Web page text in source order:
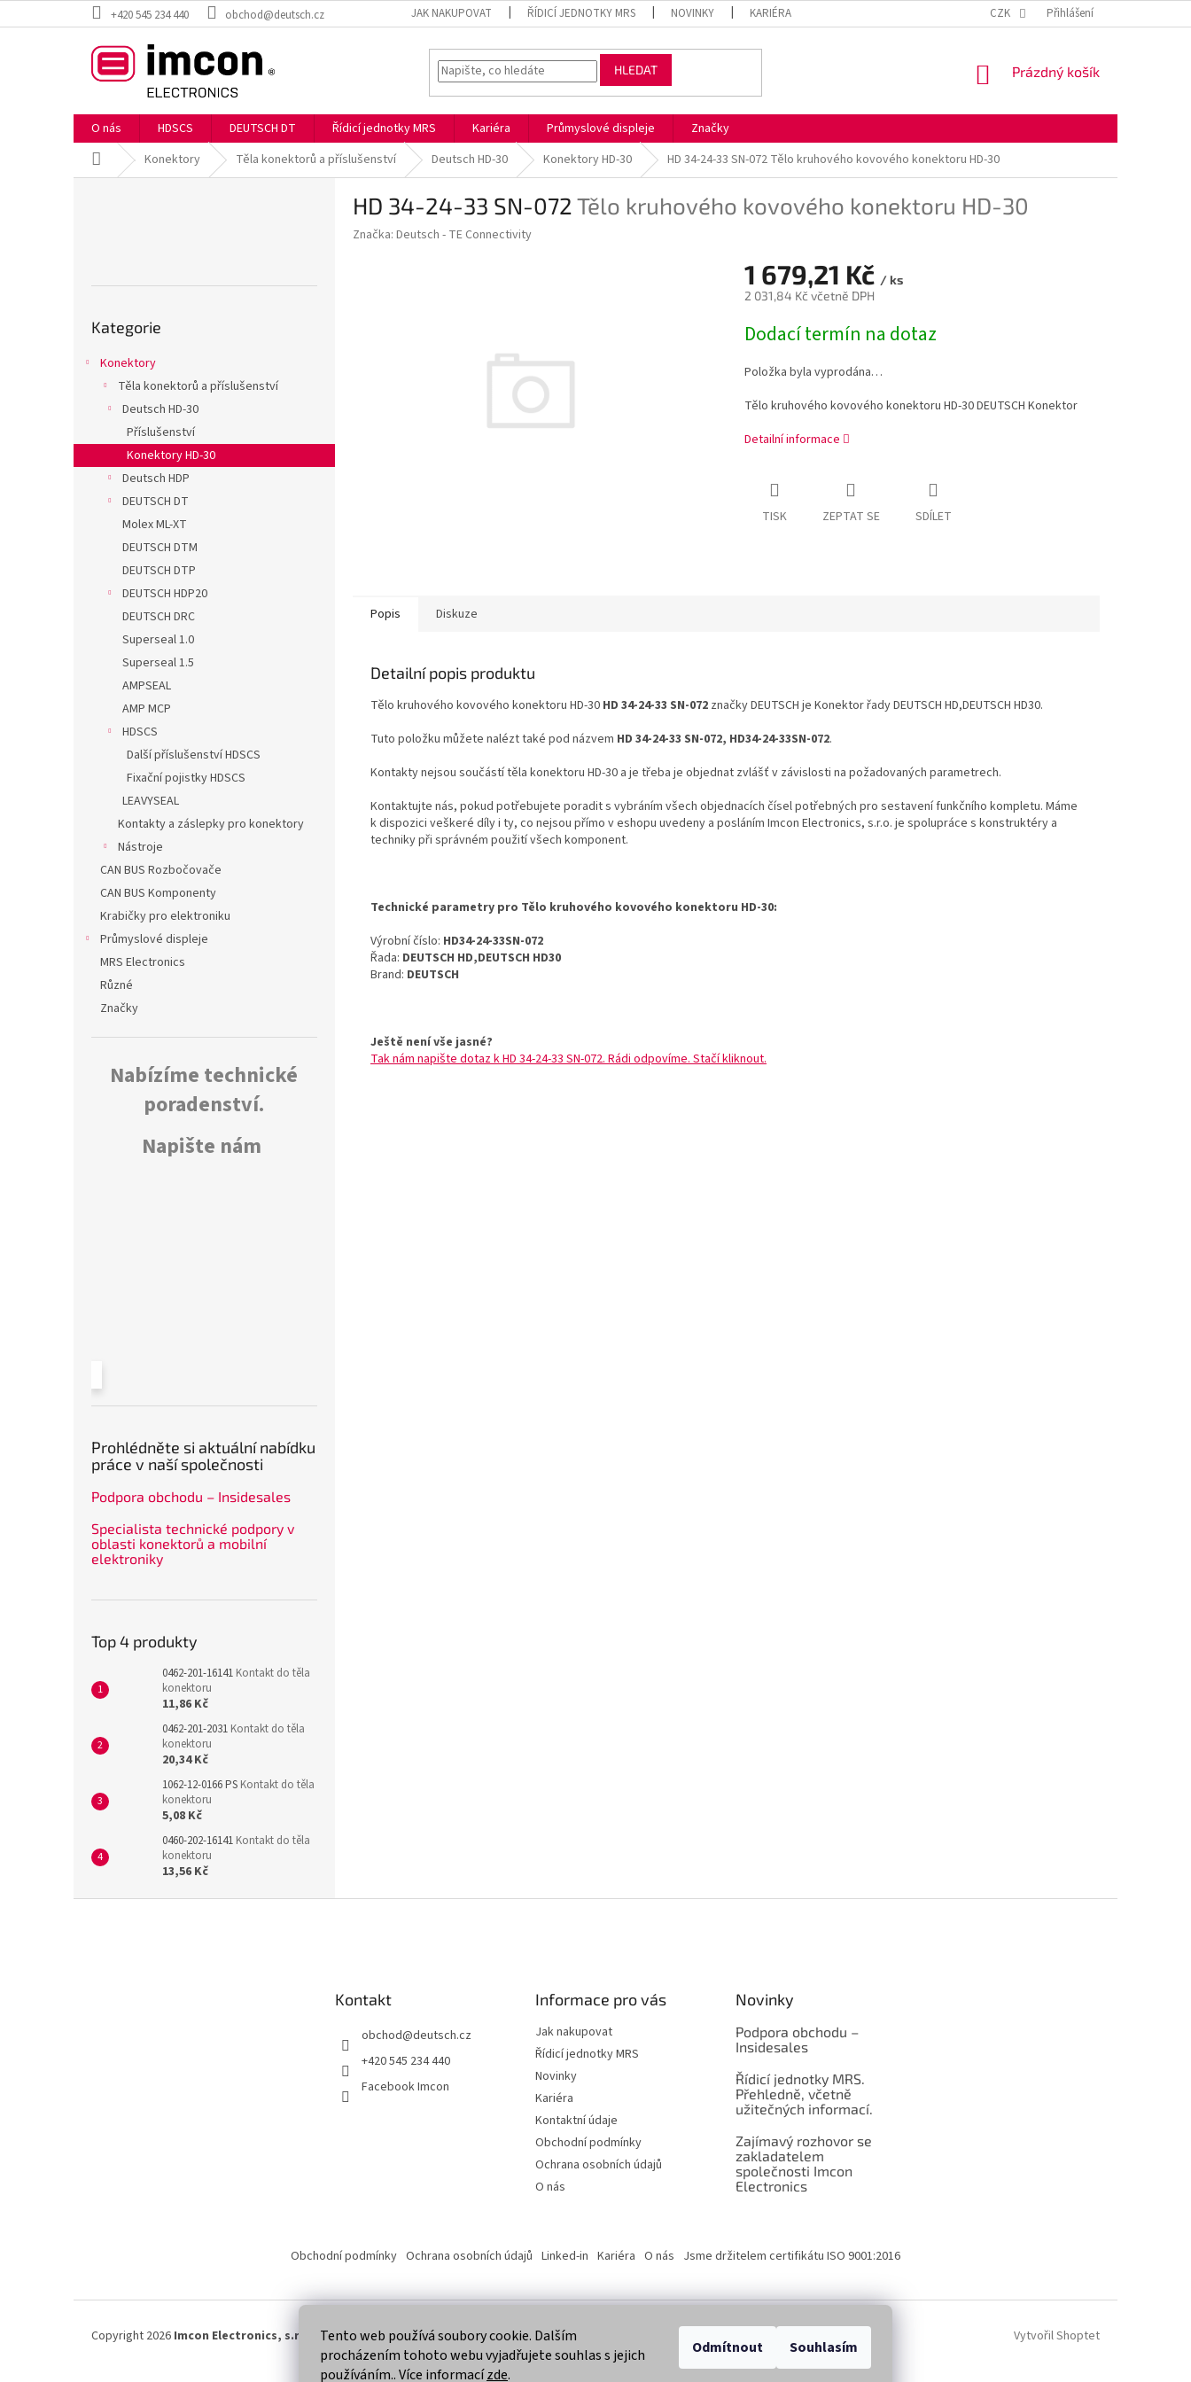
Tento web používá soubory cookie. Dalším
procházením tohoto webu vyjadřujete souhlas s jejich
používáním.. Více informacízde.
Odmítnout Souhlasím
na
+420 545 234 440 obchod@deutsch.cz JAK NAKUPOVAT ŘÍDICÍ JEDNOTKY MRS NOVINKY KARIÉRA OBCHODNÍ PODMÍNKY
CZK Přihlášení
HLEDAT
NÁKUPNÍ
Prázdný košík
O nás HDSCS DEUTSCH DT Řídicí jednotky MRS Kariéra Průmyslové displeje
Značky
Domů Konektory Těla konektorů a příslušenství Deutsch HD-30 Konektory HD-30 HD 34-24-33 SN-072 Tělo kruhového kovového konektoru HD-30
l
kategorie
Kategorie
Konektory
Těla konektorů a příslušenství
Deutsch HD-30
Příslušenství
Konektory HD-30
Deutsch HDP
DEUTSCH DT
Molex ML-XT
DEUTSCH DTM
DEUTSCH DTP
DEUTSCH HDP20
DEUTSCH DRC
Superseal 1.0
Superseal 1.5
AMPSEAL
AMP MCP
HDSCS
Další příslušenství HDSCS
Fixační pojistky HDSCS
LEAVYSEAL
Kontakty a záslepky pro konektory
Nástroje
CAN BUS Rozbočovače
CAN BUS Komponenty
Krabičky pro elektroniku
Průmyslové displeje
MRS Electronics
Různé
Značky
Nabízíme technické
poradenství.
Napište nám
Prohlédněte si aktuální nabídku
práce v naší společnosti
Podpora obchodu – Insidesales
Specialista technické podpory v
oblasti konektorů a mobilní
elektroniky
Top 4 produkty
0462-201-16141 Kontakt do těla
konektoru
11,86 Kč
0462-201-2031 Kontakt do těla
konektoru
20,34 Kč
1062-12-0166 PS Kontakt do těla
konektoru
5,08 Kč
0460-202-16141 Kontakt do těla
konektoru
13,56 Kč
HD 34-24-33 SN-072Tělo kruhového kovového konektoru HD-30
Značka: Deutsch - TE Connectivity
1 679,21 Kč / ks
2 031,84 Kč včetně DPH
cena:
Dodací termín na dotaz
Položka byla vyprodána…
Tělo kruhového kovového konektoru HD-30 DEUTSCH Konektor
Detailní informace
TISK ZEPTAT SE SDÍLET
Popis Diskuze
Detailní popis produktu
Tělo kruhového kovového konektoru HD-30 HD 34-24-33 SN-072 značky DEUTSCH je Konektor řady DEUTSCH HD,DEUTSCH HD30.
Tuto položku můžete nalézt také pod názvem HD 34-24-33 SN-072, HD34-24-33SN-072.
Kontakty nejsou součástí těla konektoru HD-30 a je třeba je objednat zvlášť v závislosti na požadovaných parametrech.
Kontaktujte nás, pokud potřebujete poradit s vybráním všech objednacích čísel potřebných pro sestavení funkčního kompletu. Máme
k dispozici veškeré díly i ty, co nejsou přímo v eshopu uvedeny a posláním Imcon Electronics, s.r.o. je spolupráce s konstruktéry a
techniky při správném použití všech komponent.
Technické parametry pro Tělo kruhového kovového konektoru HD-30:
Výrobní číslo: HD34-24-33SN-072
Řada: DEUTSCH HD,DEUTSCH HD30
Brand: DEUTSCH
Ještě není vše jasné?
Tak nám napište dotaz k HD 34-24-33 SN-072. Rádi odpovíme. Stačí kliknout.
Kontakt
obchod@deutsch.cz
+420 545 234 440
Facebook Imcon
Informace pro vás
Jak nakupovat
Řídicí jednotky MRS
Novinky
Kariéra
Kontaktní údaje
Obchodní podmínky
Ochrana osobních údajů
O nás
Novinky
Podpora obchodu –
Insidesales
Řídicí jednotky MRS.
Přehledně, včetně
užitečných informací.
Zajímavý rozhovor se
zakladatelem
společnosti Imcon
Electronics
Obchodní podmínky Ochrana osobních údajů Linked-in Kariéra O nás Jsme držitelem certifikátu ISO 9001:2016
Vytvořil Shoptet
Copyright 2026 Imcon Electronics, s.r.o. . Všechna práva vyhrazena.